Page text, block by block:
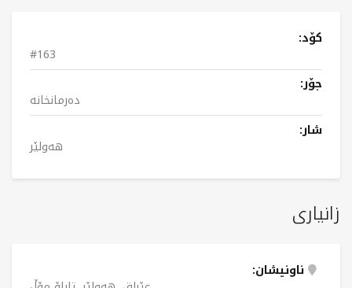
کۆد:
#163
جۆر:
دەرمانخانە
شار:
هەولێر
زانیاری
ناونیشان: